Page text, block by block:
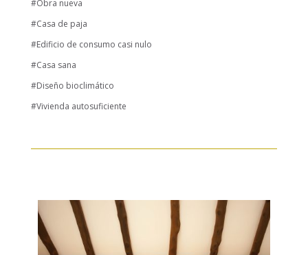
#Obra nueva
#Casa de paja
#Edificio de consumo casi nulo
#Casa sana
#Diseño bioclimático
#Vivienda autosuficiente